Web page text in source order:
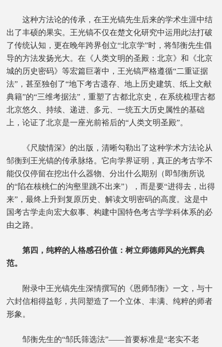
这种方法论的传承，在王光镐先生后来的学术生涯中结
出了丰硕的果实。王光镐不仅在楚文化研究中运用此法打破
了传统认知，更在晚年跨界创立“北京学”时，将邹衡先生倡
导的方法发扬光大。在《人类文明的圣殿：北京》和《北京
城的历史密码》等宏篇巨著中，王光镐严格遵循“二重证据
法”，甚至独创了“地下考古遗存、地上历史建筑、纸上文献
典籍”的“三维考据法”，重塑了古都北京史，在系统梳理古都
北京悠久、持续、递进、多元、一统五大历史属性的基础
上，论证了北京是一座光前裕后的“人类文明圣殿”。
《尺牍情深》的出版，清晰勾勒出了这种学术方法论从
邹衡到王光镐的传承脉络。它向学界证明，真正的考古学不
能仅仅停留在挖出什么器物、分出什么期别（即邹衡所说
的“陷在核桃仁的沟壑里跳不出来”），而是要“进得去，出得
来”，最终上升到复原历史、解读文明密码的高度。这是中
国考古学走向宏大叙事、构建中国特色考古学学科体系的必
由之路。
第四，纯粹的人格感召价值：树立师德师风的光辉典
范。
附录中王光镐先生深情撰写的《恩师邹衡》一文，与十
六封信相得益彰，共同塑造了一个立体、丰满、纯粹的师者
形象。
邹衡先生的“邹氏筛选法”——首要标准是“老实不老